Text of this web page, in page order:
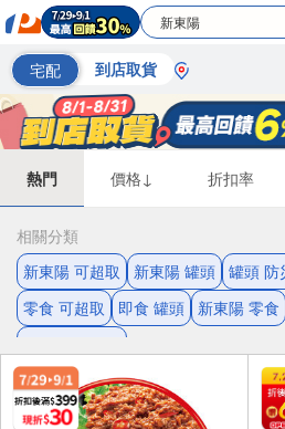
宅配 到店取貨
熱門 價格↓ 折扣率
相關分類
新東陽 可超取
新東陽 罐頭 罐頭 防
零食 可超取
即食 罐頭 新東陽 零食